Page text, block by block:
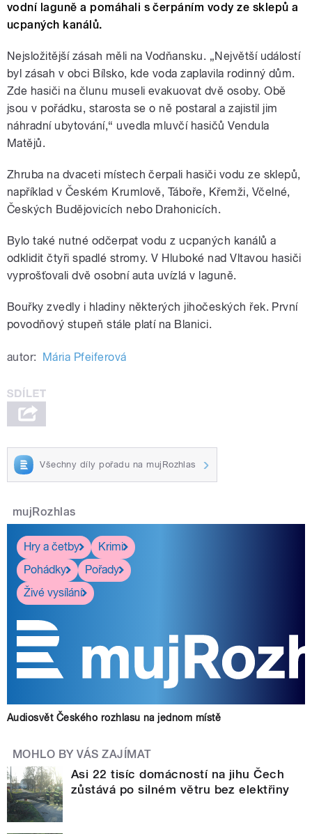
vodní laguně a pomáhali s čerpáním vody ze sklepů a
ucpaných kanálů.
Nejsložitější zásah měli na Vodňansku. „Největší událostí
byl zásah v obci Bílsko, kde voda zaplavila rodinný dům.
Zde hasiči na člunu museli evakuovat dvě osoby. Obě
jsou v pořádku, starosta se o ně postaral a zajistil jim
náhradní ubytování,“ uvedla mluvčí hasičů Vendula
Matějů.
Zhruba na dvaceti místech čerpali hasiči vodu ze sklepů,
například v Českém Krumlově, Táboře, Křemži, Včelné,
Českých Budějovicích nebo Drahonicích.
Bylo také nutné odčerpat vodu z ucpaných kanálů a
odklidit čtyři spadlé stromy. V Hluboké nad Vltavou hasiči
vyprošťovali dvě osobní auta uvízlá v laguně.
Bouřky zvedly i hladiny některých jihočeských řek. První
povodňový stupeň stále platí na Blanici.
autor: Mária Pfeiferová
Všechny díly pořadu na mujRozhlas
mujRozhlas
Hry a četby
Krimi
Pohádky
Pořady
Živé vysílání
Audiosvět Českého rozhlasu na jednom místě
MOHLO BY VÁS ZAJÍMAT
Asi 22 tisíc domácností na jihu Čech
zůstává po silném větru bez elektřiny